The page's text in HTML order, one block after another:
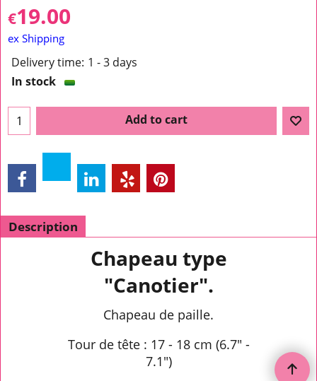
€19.00
ex Shipping
Delivery time: 1 - 3 days
In stock
Add to cart
Description
Chapeau type
"Canotier".
Chapeau de paille.
Tour de tête : 17 - 18 cm (6.7" -
7.1")